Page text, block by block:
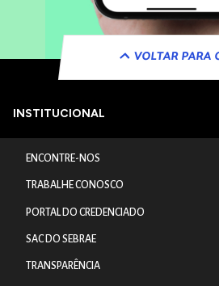
VOLTAR PARA
INSTITUCIONAL
ENCONTRE-NOS
TRABALHE CONOSCO
PORTAL DO CREDENCIADO
SAC DO SEBRAE
TRANSPARÊNCIA